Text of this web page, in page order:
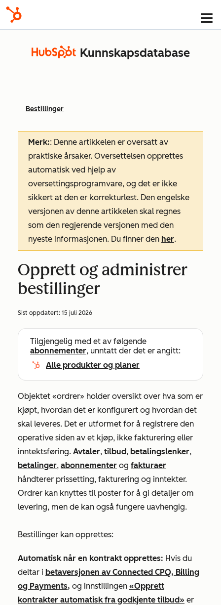
Kunnskapsdatabase
Bestillinger
Merk:: Denne artikkelen er oversatt av
praktiske årsaker. Oversettelsen opprettes
automatisk ved hjelp av
oversettingsprogramvare, og det er ikke
sikkert at den er korrekturlest. Den engelske
versjonen av denne artikkelen skal regnes
som den regjerende versjonen med den
nyeste informasjonen. Du finner den her.
Opprett og administrer
bestillinger
Sist oppdatert: 15 juli 2026
Tilgjengelig med et av følgende
abonnementer, unntatt der det er angitt:
Alle produkter og planer
Objektet «ordrer» holder oversikt over hva som er
kjøpt, hvordan det er konfigurert og hvordan det
skal leveres. Det er utformet for å registrere den
operative siden av et kjøp, ikke fakturering eller
inntektsføring. Avtaler, tilbud, betalingslenker,
betalinger, abonnementer og fakturaer
håndterer prissetting, fakturering og inntekter.
Ordrer kan knyttes til poster for å gi detaljer om
levering, men de kan også fungere uavhengig.
Bestillinger kan opprettes:
Automatisk når en kontrakt opprettes: Hvis du
deltar i betaversjonen av Connected CPQ, Billing
og Payments, og innstillingen «Opprett
kontrakter automatisk fra godkjente tilbud» er